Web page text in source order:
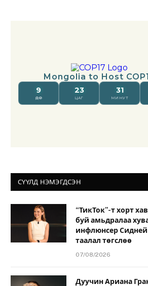
СҮҮЛД НЭМЭГДСЭН
“ТикТок”-т хорт
буй амьдралаа
инфлюнсер Сидней
таалал төгслөө
07/08/2026
Дуучин Ариана